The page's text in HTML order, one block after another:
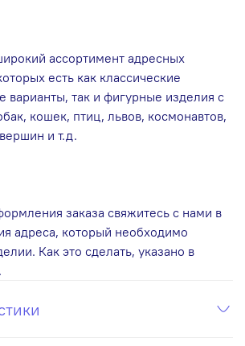
ассортимент адресных
есть как классические
варианты, так и фигурные изделия с
кошек, птиц, львов, космонавтов,
и т.д.
заказа свяжитесь с нами в
адреса, который необходимо
Как это сделать, указано в